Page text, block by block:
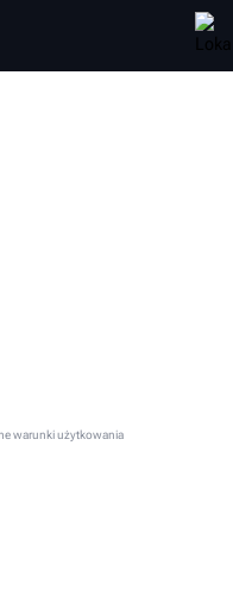
warunki użytkowania.